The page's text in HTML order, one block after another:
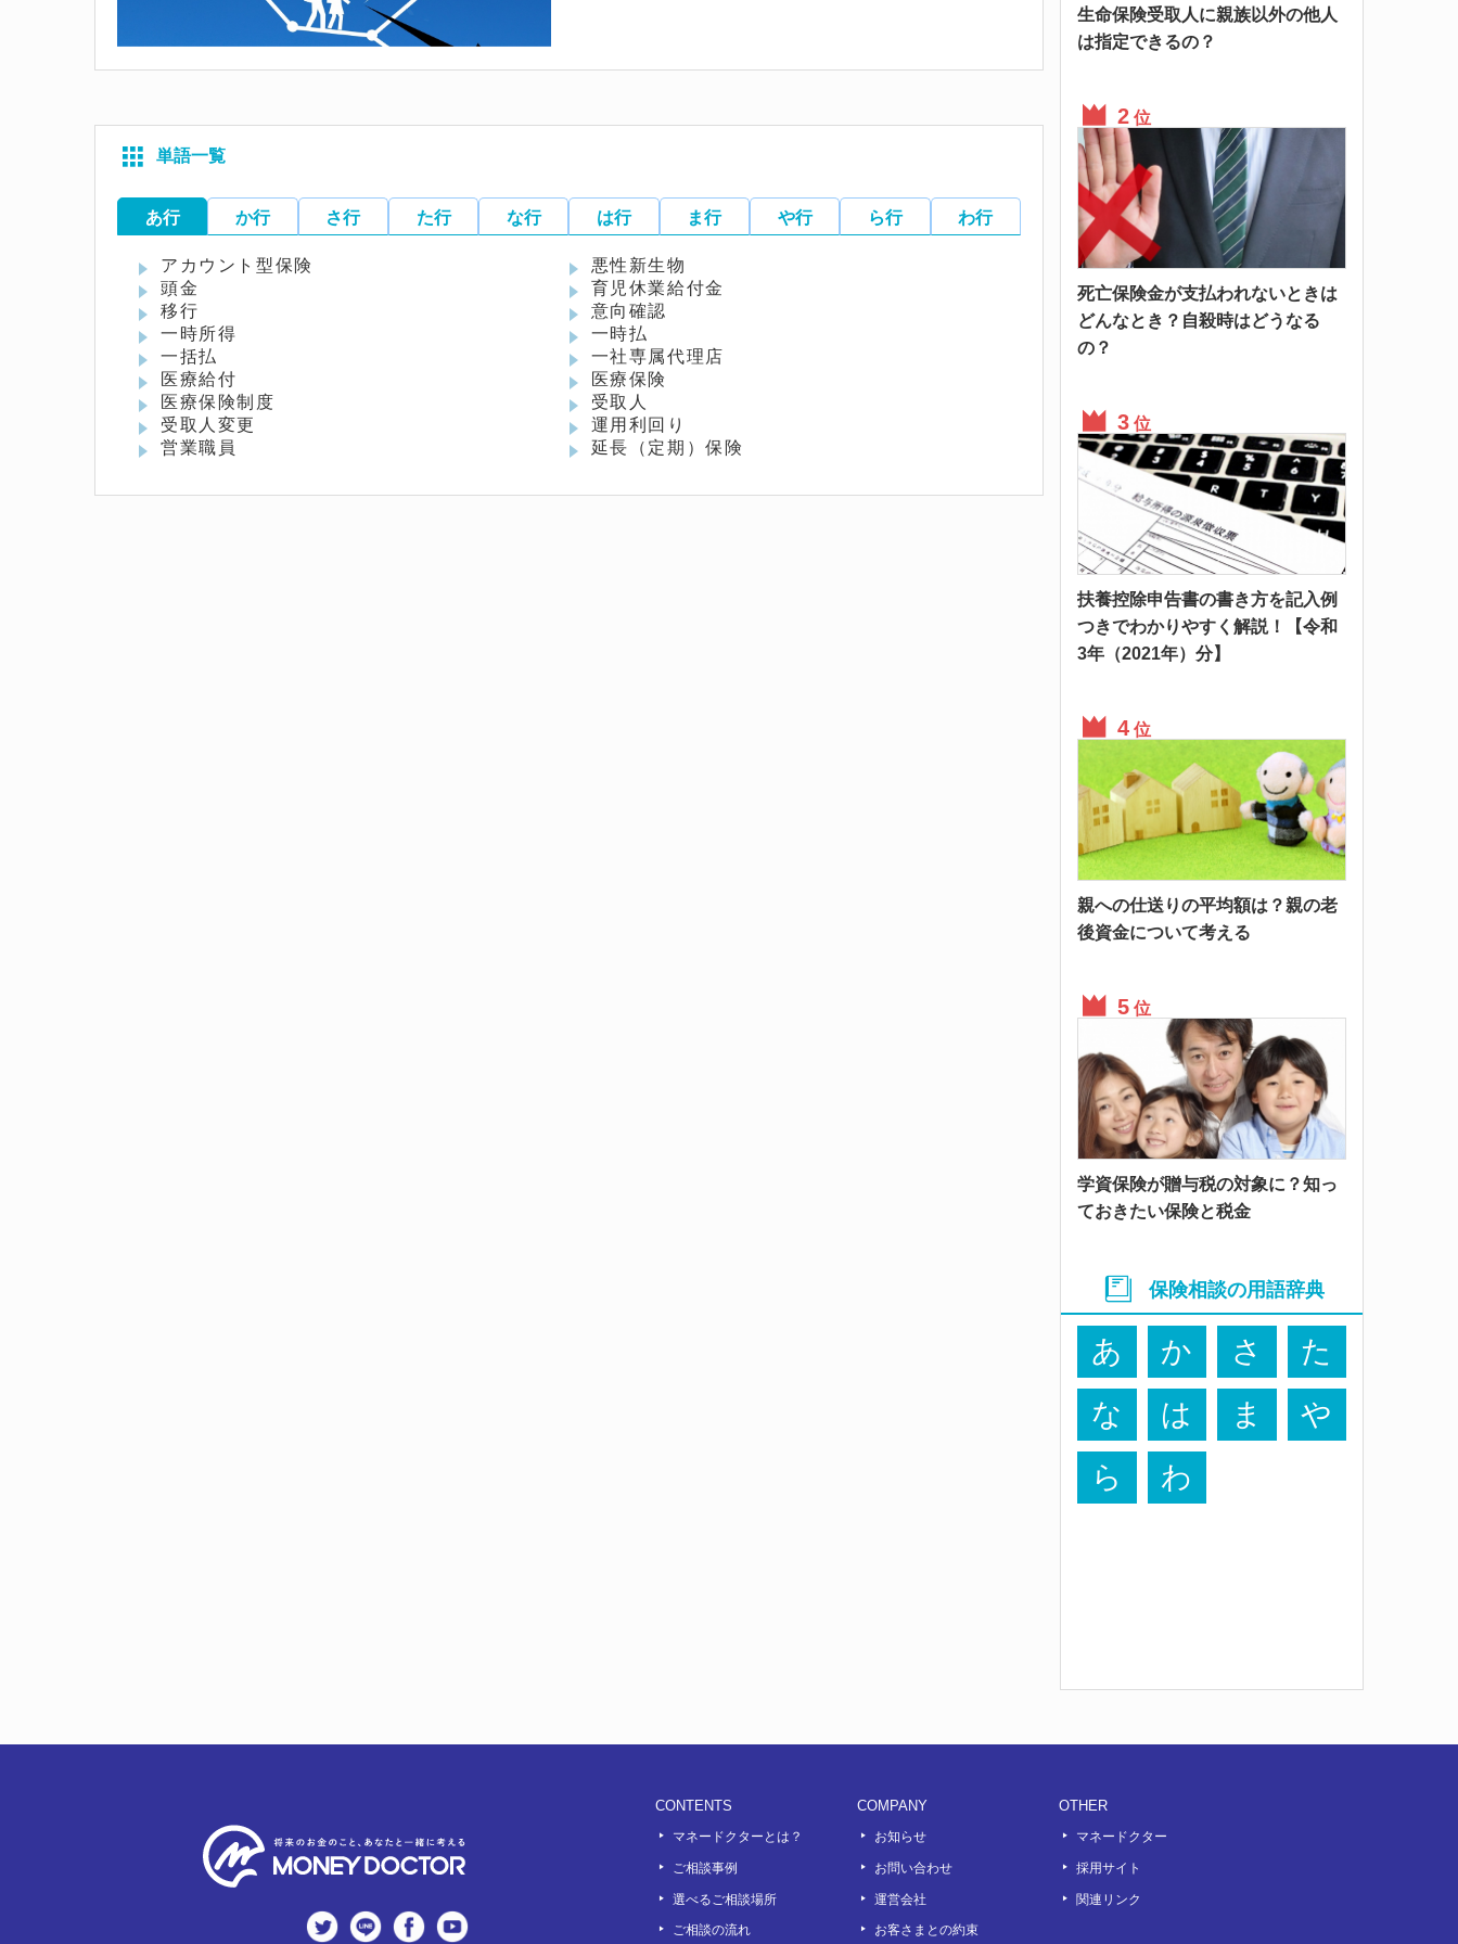
単語一覧
あ行 か行 さ行 た行 な行 は行 ま行 や行 ら行 わ行
アカウント型保険
悪性新生物
頭金
育児休業給付金
移行
意向確認
一時所得
一時払
一括払
一社専属代理店
医療給付
医療保険
医療保険制度
受取人
受取人変更
運用利回り
営業職員
延長（定期）保険
生命保険受取人に親族以外の他人
は指定できるの？
位
死亡保険金が支払われないときは
どんなとき？自殺時はどうなる
の？
位
扶養控除申告書の書き方を記入例
つきでわかりやすく解説！【令和
3年（2021年）分】
位
親への仕送りの平均額は？親の老
後資金について考える
位
学資保険が贈与税の対象に？知っ
ておきたい保険と税金
保険相談の用語辞典
あ か さ
た
な
は ま
や
ら
わ
CONTENTS
マネードクターとは？
ご相談事例
選べるご相談場所
ご相談の流れ
COMPANY
お知らせ
お問い合わせ
運営会社
お客さまとの約束
OTHER
マネードクター
採用サイト
関連リンク
twitter LINE Facebook